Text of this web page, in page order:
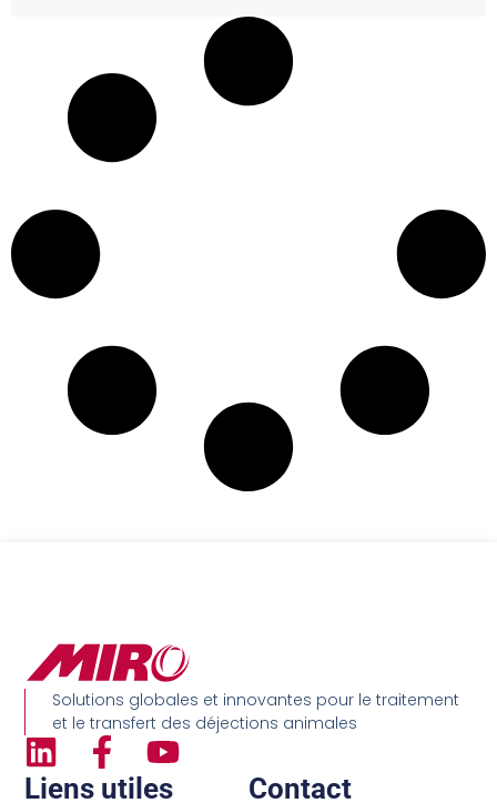
Solutions globales et innovantes pour le traitement
et le transfert des déjections animales
Liens utiles Contact